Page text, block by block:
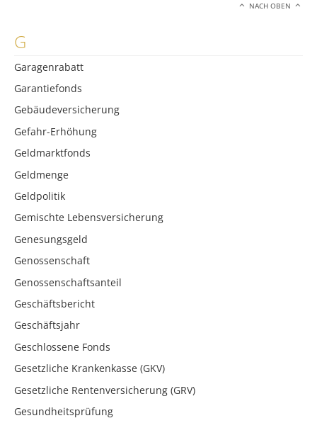
NACH OBEN
G
Garagenrabatt
Garantiefonds
Gebäudeversicherung
Gefahr-Erhöhung
Geldmarktfonds
Geldmenge
Geldpolitik
Gemischte Lebensversicherung
Genesungsgeld
Genossenschaft
Genossenschaftsanteil
Geschäftsbericht
Geschäftsjahr
Geschlossene Fonds
Gesetzliche Krankenkasse (GKV)
Gesetzliche Rentenversicherung (GRV)
Gesundheitsprüfung